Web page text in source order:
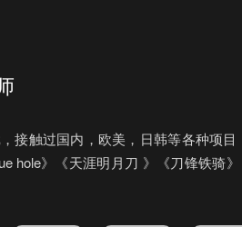
接触过国内，欧美，日韩等各种项目
hole》《天涯明月刀 》《刀锋铁骑